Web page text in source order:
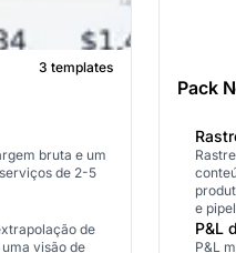
3 templates
bruta e um
de 2-5
de
visão de
Pack
e
P&L
P&L